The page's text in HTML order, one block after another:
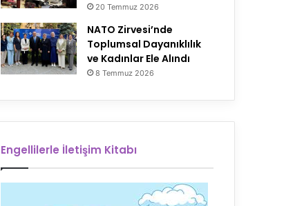
20 Temmuz 2026
NATO Zirvesi’nde
Toplumsal Dayanıklılık
ve Kadınlar Ele Alındı
8 Temmuz 2026
Engellilerle İletişim Kitabı